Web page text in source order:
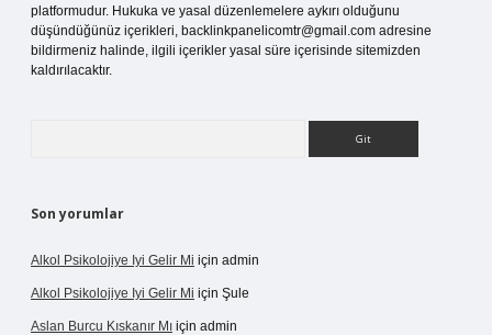
platformudur. Hukuka ve yasal düzenlemelere aykırı olduğunu
düşündüğünüz içerikleri, backlinkpanelicomtr@gmail.com adresine
bildirmeniz halinde, ilgili içerikler yasal süre içerisinde sitemizden
kaldırılacaktır.
Son yorumlar
Alkol Psikolojiye Iyi Gelir Mi için admin
Alkol Psikolojiye Iyi Gelir Mi için Şule
Aslan Burcu Kıskanır Mı için admin